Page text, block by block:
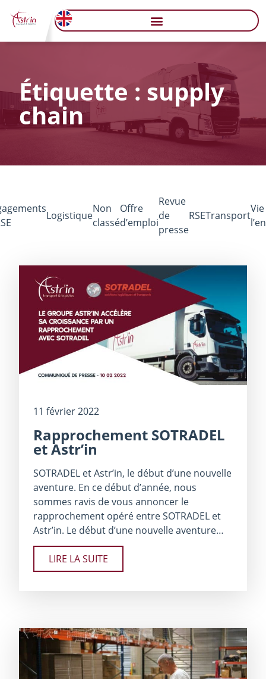
Étiquette : supply
chain
Logistique
Non
classé
Offre
d’emploi
Revue
de
presse
RSETransport
11 février 2022
Rapprochement SOTRADEL
et Astr’in
SOTRADEL et Astr’in, le début d’une nouvelle
aventure. En ce début d’année, nous
sommes ravis de vous annoncer le
rapprochement opéré entre SOTRADEL et
Astr’in. Le début d’une nouvelle aventure…
LIRE LA SUITE